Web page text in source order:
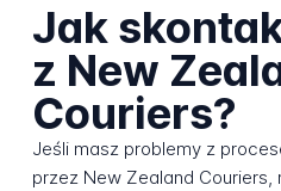
Jak
z New
Couriers?
Jeśli masz problemy z
przez New Zealand Couriers,